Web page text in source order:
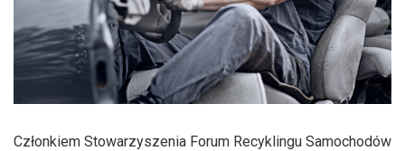
Członkiem Stowarzyszenia Forum Recyklingu Samochodów